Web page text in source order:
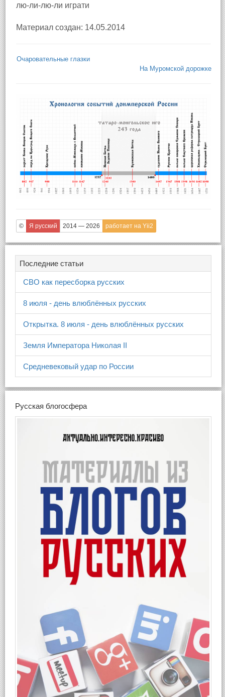
лю-ли-лю-ли играти
Материал создан: 14.05.2014
Очаровательные глазки
На Муромской дорожке
© Я русский 2014 — 2026 работает на Yii2
Последние статьи
СВО как пересборка русских
8 июля - день влюблённых русских
Открытка. 8 июля - день влюблённых русских
Земля Императора Николая II
Средневековый удар по России
Русская блогосфера